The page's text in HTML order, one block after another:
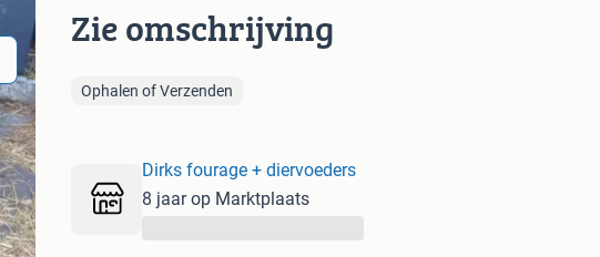
Zie omschrijving
Ophalen of Verzenden
Dirks fourage + diervoeders
8 jaar op Marktplaats